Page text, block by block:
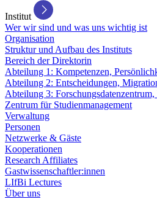
Institut
Wer wir sind und was uns wichtig ist
Organisation
Struktur und Aufbau des Instituts
Bereich der Direktorin
Abteilung 1: Kompetenzen,
Abteilung 2: Entscheidungen,
Abteilung 3:
Zentrum für Studienmanagement
Verwaltung
Personen
Netzwerke & Gäste
Kooperationen
Research Affiliates
Gastwissenschaftler:innen
LIfBi Lectures
Über uns